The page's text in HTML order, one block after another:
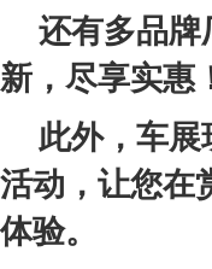
还有多品牌
新，尽享实惠
此外，车展
活动，让您在
体验。